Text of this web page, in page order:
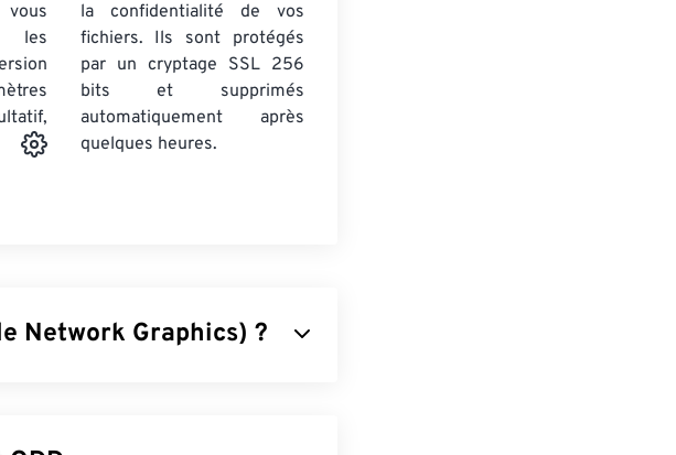
les
la confidentialité de vos
fichiers. Ils sont protégés
par un cryptage SSL 256
bits et supprimés
automatiquement après
quelques heures.
Network Graphics) ?
idéales pour les icônes et les